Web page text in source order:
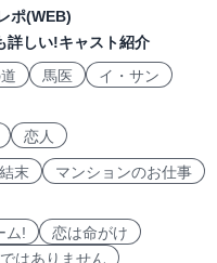
ポ(WEB)
詳しい!キャスト紹介
馬医
イ・サン
恋人
末
マンションのお仕事
ム!
恋は命がけ
はありません